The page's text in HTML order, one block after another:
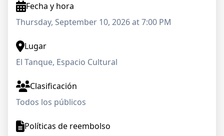
Fecha y hora
Thursday, September 10, 2026 at 7:00 PM
Lugar
El Tanque, Espacio Cultural
Clasificación
Todos los públicos
Políticas de reembolso